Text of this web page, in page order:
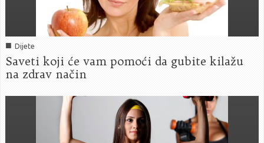
■ Dijete
Saveti koji će vam pomoći da gubite kilažu
na zdrav način